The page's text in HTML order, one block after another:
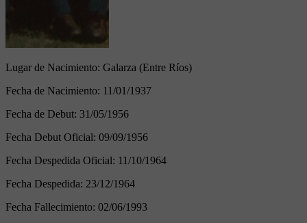
Lugar de Nacimiento: Galarza (Entre Ríos)
Fecha de Nacimiento: 11/01/1937
Fecha de Debut: 31/05/1956
Fecha Debut Oficial: 09/09/1956
Fecha Despedida Oficial: 11/10/1964
Fecha Despedida: 23/12/1964
Fecha Fallecimiento: 02/06/1993